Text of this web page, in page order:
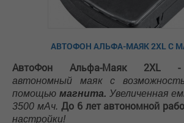
АВТОФОН АЛЬФА-МАЯК 2XL С
АвтоФон Альфа-Маяк
автономный маяк с
помощью магнита. Увеличенная
3500 мАч. До 6 лет автономной
настройки!